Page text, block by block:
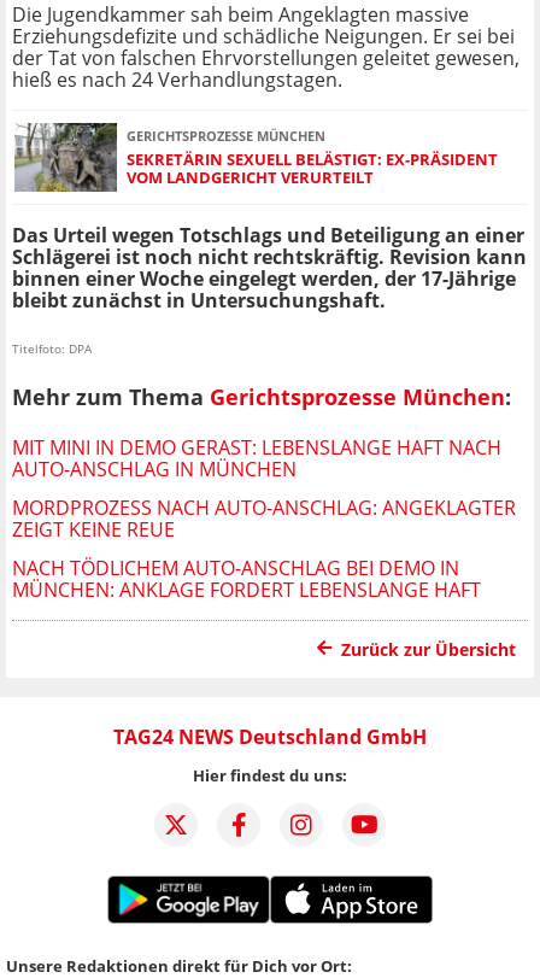
Die Jugendkammer sah beim Angeklagten massive
Erziehungsdefizite und schädliche Neigungen. Er sei bei
der Tat von falschen Ehrvorstellungen geleitet gewesen,
hieß es nach 24 Verhandlungstagen.
GERICHTSPROZESSE MÜNCHEN
SEKRETÄRIN SEXUELL BELÄSTIGT: EX-PRÄSIDENT
VOM LANDGERICHT VERURTEILT
Das Urteil wegen Totschlags und Beteiligung an einer
Schlägerei ist noch nicht rechtskräftig. Revision kann
binnen einer Woche eingelegt werden, der 17-Jährige
bleibt zunächst in Untersuchungshaft.
Titelfoto: DPA
Mehr zum Thema Gerichtsprozesse München:
MIT MINI IN DEMO GERAST: LEBENSLANGE HAFT NACH
AUTO-ANSCHLAG IN MÜNCHEN
MORDPROZESS NACH AUTO-ANSCHLAG: ANGEKLAGTER
ZEIGT KEINE REUE
NACH TÖDLICHEM AUTO-ANSCHLAG BEI DEMO IN
MÜNCHEN: ANKLAGE FORDERT LEBENSLANGE HAFT
Zurück zur Übersicht
TAG24 NEWS Deutschland GmbH
Hier findest du uns:
Unsere Redaktionen direkt für Dich vor Ort: